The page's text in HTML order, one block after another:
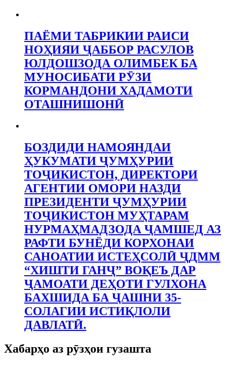
ПАЁМИ ТАБРИКИИ РАИСИ
НОҲИЯИ ҶАББОР РАСУЛОВ
ЮЛДОШЗОДА ОЛИМБЕК БА
МУНОСИБАТИ РӮЗИ
КОРМАНДОНИ ХАДАМОТИ
ОТАШНИШОНӢ
БОЗДИДИ НАМОЯНДАИ
ҲУКУМАТИ ҶУМҲУРИИ
ТОҶИКИСТОН, ДИРЕКТОРИ
АГЕНТИИ ОМОРИ НАЗДИ
ПРЕЗИДЕНТИ ҶУМҲУРИИ
ТОҶИКИСТОН МУҲТАРАМ
НУРМАҲМАДЗОДА ҶАМШЕД АЗ
РАФТИ БУНЁДИ КОРХОНАИ
САНОАТИИ ИСТЕҲСОЛӢ ҶДММ
“ХИШТИ ГАНҶ” ВОҚЕЪ ДАР
ҶАМОАТИ ДЕҲОТИ ГУЛХОНА
БАХШИДА БА ҶАШНИ 35-
СОЛАГИИ ИСТИҚЛОЛИ
ДАВЛАТӢ.
Хабарҳо аз рӯзҳои гузашта